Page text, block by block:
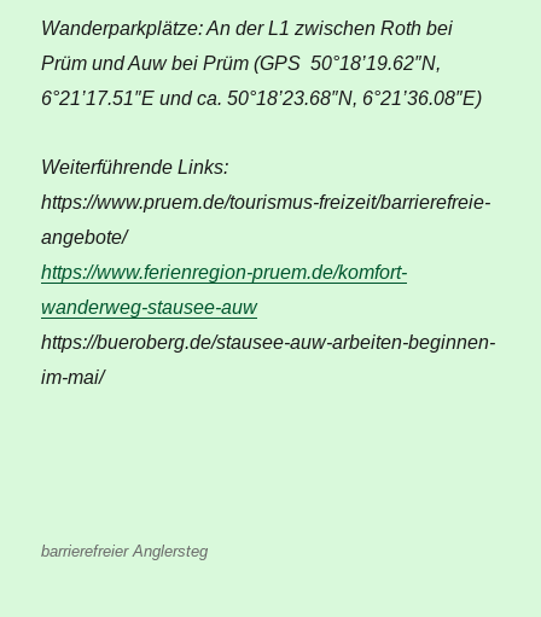
Wanderparkplätze: An der L1 zwischen Roth bei
Prüm und Auw bei Prüm (GPS 50°18’19.62″N,
6°21’17.51″E und ca. 50°18’23.68″N, 6°21’36.08″E)
Weiterführende Links:
https://www.pruem.de/tourismus-freizeit/barrierefreie-
angebote/
https://www.ferienregion-pruem.de/komfort-
wanderweg-stausee-auw
https://bueroberg.de/stausee-auw-arbeiten-beginnen-
im-mai/
barrierefreier Anglersteg